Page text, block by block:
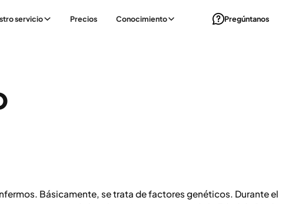
servicio Precios Conocimiento Pregúntanos
Básicamente, se trata de factores genéticos. Durante el